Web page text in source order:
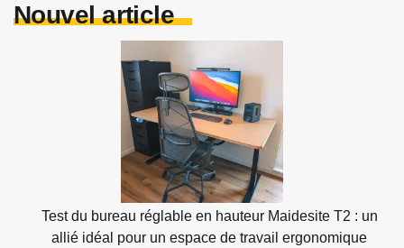
Nouvel article
Test du bureau réglable en hauteur Maidesite T2 : un
allié idéal pour un espace de travail ergonomique